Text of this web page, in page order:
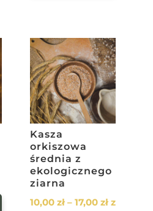
Kasza
orkiszowa
średnia z
ekologicznego
ziarna
10,00zł – 17,00złZakres
z